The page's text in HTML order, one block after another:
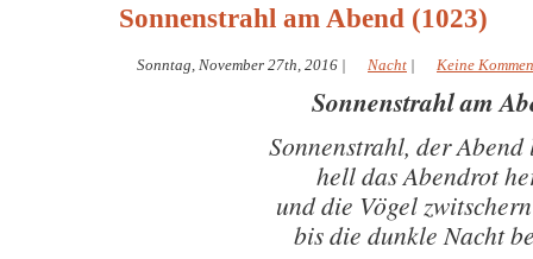
Sonnenstrahl am Abend (1023)
Sonntag, November 27th, 2016 | Nacht | Keine
Sonnenstrahl am
Sonnenstrahl, der Abend
hell das Abendrot
und die Vögel
bis die dunkle Nacht